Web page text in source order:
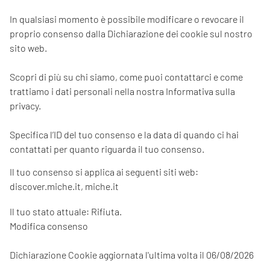
In qualsiasi momento è possibile modificare o revocare il
proprio consenso dalla Dichiarazione dei cookie sul nostro
sito web.
Scopri di più su chi siamo, come puoi contattarci e come
trattiamo i dati personali nella nostra Informativa sulla
privacy.
Specifica l’ID del tuo consenso e la data di quando ci hai
contattati per quanto riguarda il tuo consenso.
Il tuo consenso si applica ai seguenti siti web:
discover.miche.it, miche.it
Il tuo stato attuale: Rifiuta.
Modifica consenso
Dichiarazione Cookie aggiornata l'ultima volta il 06/08/2026